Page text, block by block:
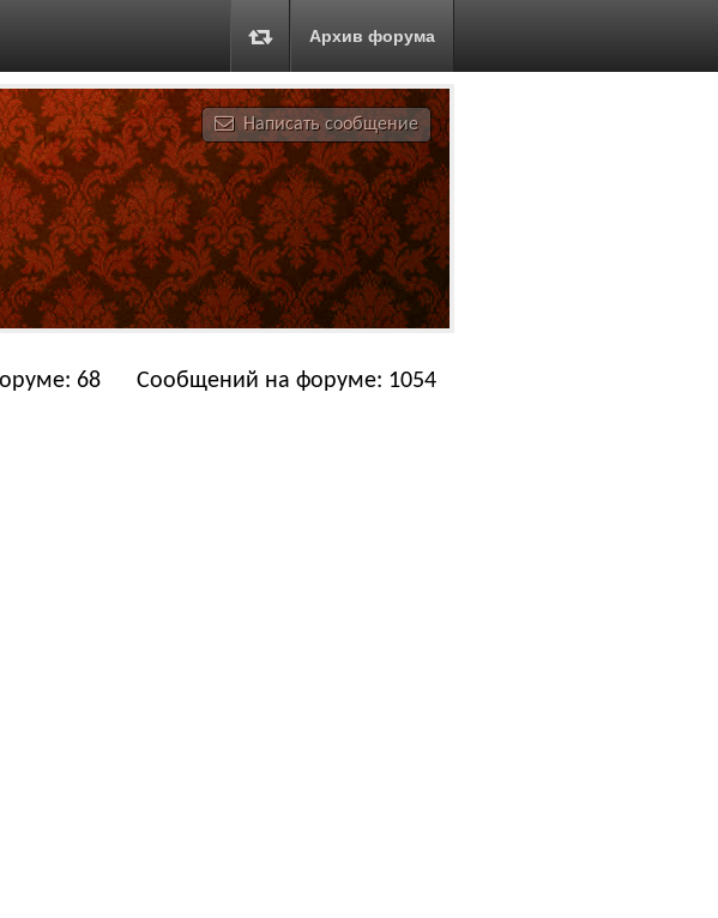
Архив форума
Написать сообщение
68 Сообщений на форуме: 1054